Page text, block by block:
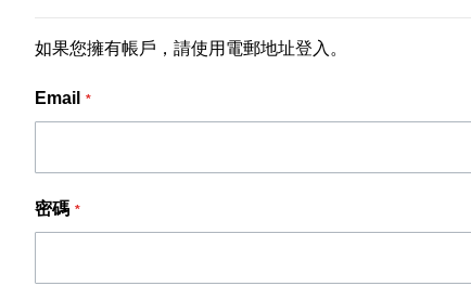
如果您擁有帳戶，請使用電郵地址登入。
Email
密碼